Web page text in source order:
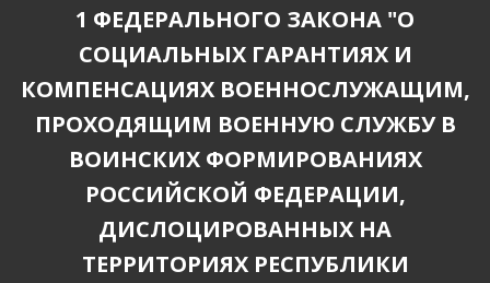
1 ФЕДЕРАЛЬНОГО ЗАКОНА "О
СОЦИАЛЬНЫХ ГАРАНТИЯХ И
КОМПЕНСАЦИЯХ ВОЕННОСЛУЖАЩИМ,
ПРОХОДЯЩИМ ВОЕННУЮ СЛУЖБУ В
ВОИНСКИХ ФОРМИРОВАНИЯХ
РОССИЙСКОЙ ФЕДЕРАЦИИ,
ДИСЛОЦИРОВАННЫХ НА
ТЕРРИТОРИЯХ РЕСПУБЛИКИ